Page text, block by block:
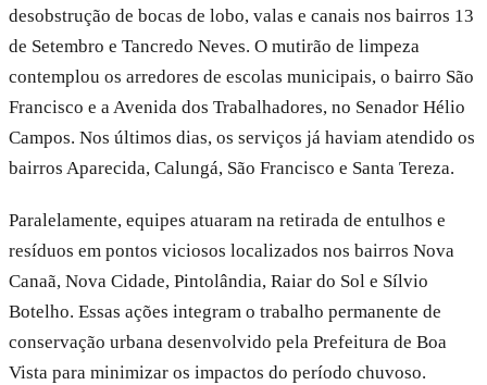
desobstrução de bocas de lobo, valas e canais nos bairros 13
de Setembro e Tancredo Neves. O mutirão de limpeza
contemplou os arredores de escolas municipais, o bairro São
Francisco e a Avenida dos Trabalhadores, no Senador Hélio
Campos. Nos últimos dias, os serviços já haviam atendido os
bairros Aparecida, Calungá, São Francisco e Santa Tereza.
Paralelamente, equipes atuaram na retirada de entulhos e
resíduos em pontos viciosos localizados nos bairros Nova
Canaã, Nova Cidade, Pintolândia, Raiar do Sol e Sílvio
Botelho. Essas ações integram o trabalho permanente de
conservação urbana desenvolvido pela Prefeitura de Boa
Vista para minimizar os impactos do período chuvoso.